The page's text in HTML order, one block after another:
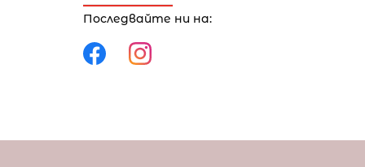
Последвайте ни на: